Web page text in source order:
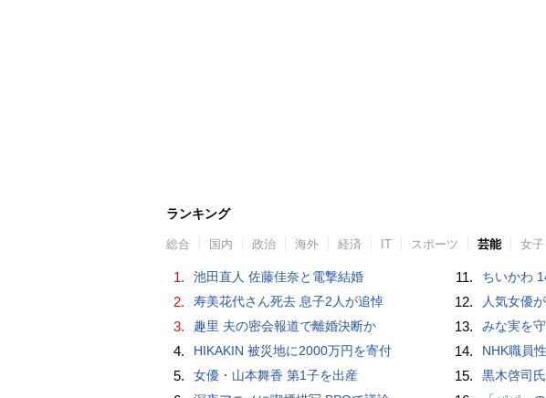
ランキング
総合 国内 政治 海外 経済 IT スポーツ 芸能 女子
1. 池田直人 佐藤佳奈と電撃結婚
2. 寿美花代さん死去 息子2人が追悼
3. 趣里 夫の密会報道で離婚決断か
4. HIKAKIN 被災地に2000万円を寄付
5. 女優・山本舞香 第1子を出産
11. ちいかわ
12. 人気女優
13. みな実を
14. NHK職員
15. 黒木啓司